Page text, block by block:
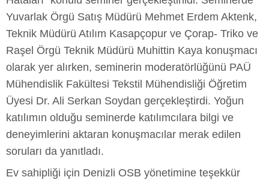
Yuvarlak Örgü Satış Müdürü Mehmet Erdem Aktenk,
Teknik Müdürü Atılım Kasapçopur ve Çorap- Triko ve
Raşel Örgü Teknik Müdürü Muhittin Kaya konuşmacı
olarak yer alırken, seminerin moderatörlüğünü PAÜ
Mühendislik Fakültesi Tekstil Mühendisliği Öğretim
Üyesi Dr. Ali Serkan Soydan gerçekleştirdi. Yoğun
katılımın olduğu seminerde katılımcılara bilgi ve
deneyimlerini aktaran konuşmacılar merak edilen
soruları da yanıtladı.
Ev sahipliği için Denizli OSB yönetimine teşekkür